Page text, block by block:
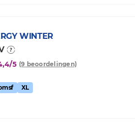
WINTER
5 (9 beoordelingen)
XL